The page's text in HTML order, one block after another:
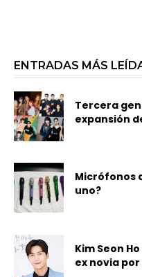
ENTRADAS MÁS
Tercera
expansión
Micrófonos
uno?
Kim Seon
ex novia